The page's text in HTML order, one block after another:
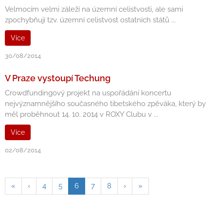
Velmocím velmi záleží na územní celistvosti, ale sami
zpochybňují tzv. územní celistvost ostatních států ...
Více
30/08/2014
V Praze vystoupí Techung
Crowdfundingový projekt na uspořádání koncertu
nejvýznamnějšího současného tibetského zpěváka, který by
měl proběhnout 14. 10. 2014 v ROXY Clubu v ...
Více
02/08/2014
« ‹ 4 5 6 7 8 › »